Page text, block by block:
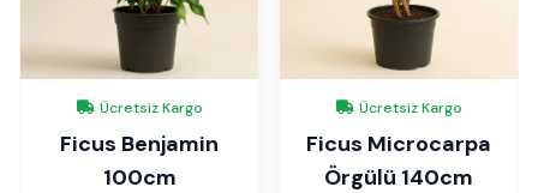
Ücretsiz Kargo
Ficus Benjamin
100cm
Ücretsiz Kargo
Ficus Microcarpa
Örgülü 140cm